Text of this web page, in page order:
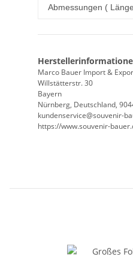
Produkteigenschaft
Wert
Abmessungen (
Marco Bauer Import &
Willstätterstr. 30
Bayern
Nürnberg, Deutschland,
kundenservice@souvenir-
https://www.souvenir-